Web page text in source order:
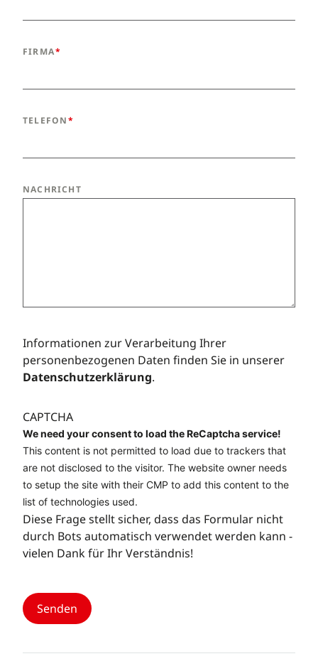
FIRMA
TELEFON
NACHRICHT
Informationen zur Verarbeitung Ihrer
personenbezogenen Daten finden Sie in unserer
Datenschutzerklärung.
CAPTCHA
We need your consent to load the ReCaptcha service!
This content is not permitted to load due to trackers that
are not disclosed to the visitor. The website owner needs
to setup the site with their CMP to add this content to the
list of technologies used.
Diese Frage stellt sicher, dass das Formular nicht
durch Bots automatisch verwendet werden kann -
vielen Dank für Ihr Verständnis!